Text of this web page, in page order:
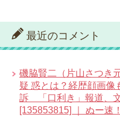
最近のコメント
磯脇賢二（片山さつき
疑 惑とは？経歴顔画像
訴 「口利き」報道、
[135853815] ｜ ぬー速！